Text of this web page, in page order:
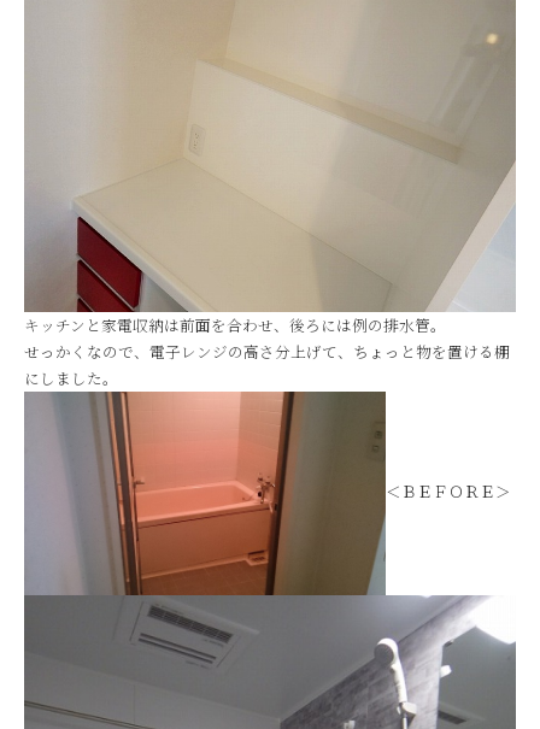
キッチンと家電収納は前面を合わせ、後ろには例の排水管。
せっかくなので、電子レンジの高さ分上げて、ちょっと物を置ける棚
にしました。
＜ＢＥＦＯＲＥ＞